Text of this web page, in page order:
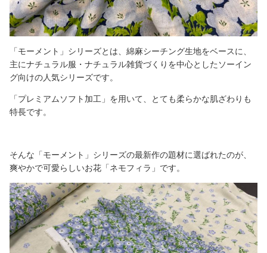
「モーメント」シリーズとは、綿麻シーチング生地をベースに、
主にナチュラル服・ナチュラル雑貨づくりを中心としたソーイン
グ向けの人気シリーズです。
「プレミアムソフト加工」を用いて、とても柔らかな肌ざわりも
特長です。
そんな「モーメント」シリーズの最新作の題材に選ばれたのが、
爽やかで可愛らしいお花「ネモフィラ」です。